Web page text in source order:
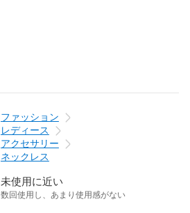
ファッション
レディース
アクセサリー
ネックレス
未使用に近い
数回使用し、あまり使用感がない